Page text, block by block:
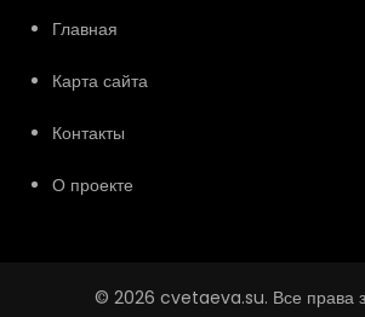
Главная
Карта сайта
Контакты
О проекте
© 2026 cvetaeva.su. Все права